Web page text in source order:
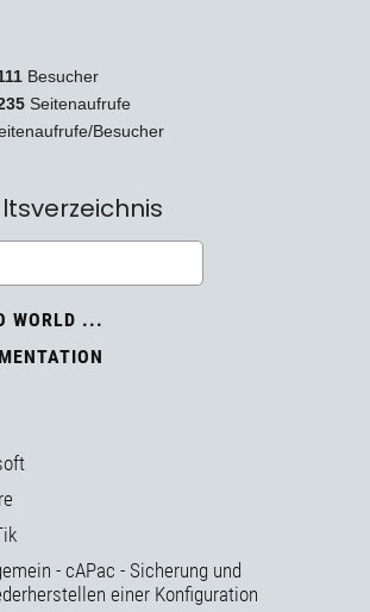
Besucher
Seitenaufrufe
Besucher
WORLD ...
- cAPac - Sicherung und
einer Konfiguration